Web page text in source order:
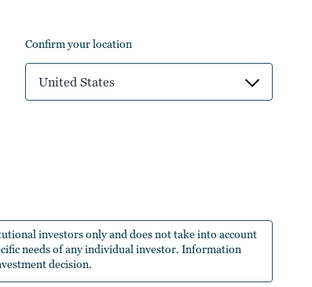
confirm your location
United States
investors only and does not take into account
needs of any individual investor. Information
decision.
今年は、文字通り受賞者の「網」を広げ、新た
の功績を称える部門も導入されました。
ばれる。
場においても顕著なテーマです。しかし、その
たバスケの試合結果予想で外れてしまうこと
といった、日常にある「残念な出来事」とは比
大化とリスクの効果的な管理を両立する長期ポ
伴う作業ですが、経済・政治・技術の各分野で